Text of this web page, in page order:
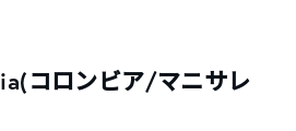
コロンビア/マニサレ